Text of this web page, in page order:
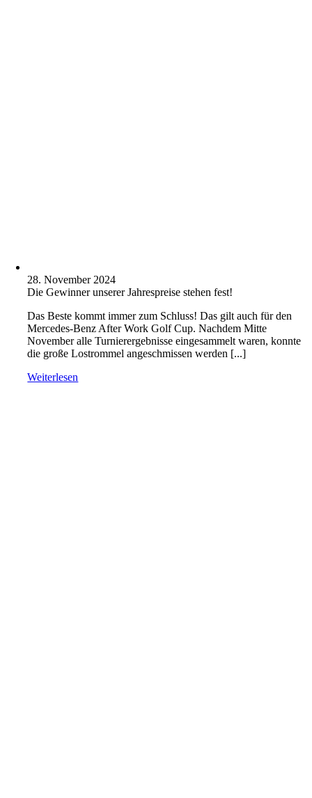
28. November 2024
Die Gewinner unserer Jahrespreise stehen fest!
Das Beste kommt immer zum Schluss! Das gilt auch für den
Mercedes-Benz After Work Golf Cup. Nachdem Mitte
November alle Turnierergebnisse eingesammelt waren, konnte
die große Lostrommel angeschmissen werden [...]
Weiterlesen